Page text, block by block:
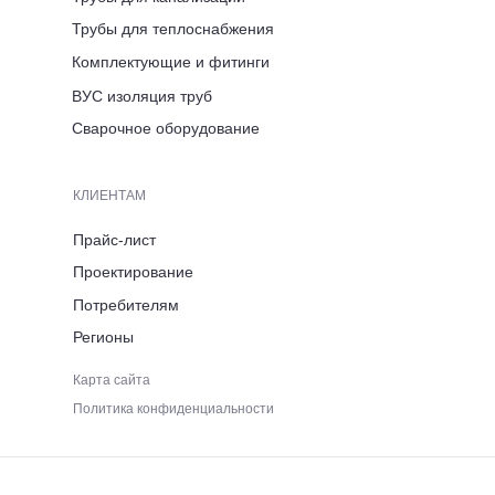
ПН-ПТ 8:00-17:00
ВРЕМЯ РАБОТЫ
Прайс-лист
Проектирование
Потребителям
Регионы
Карта сайта
Политика конфиденциальности
КЛИЕНТАМ
Трубы для теплоснабжения
Комплектующие и фитинги
ВУС изоляция труб
Сварочное оборудование